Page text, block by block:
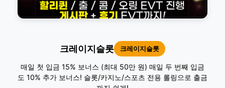
크레이지슬롯 크레이지슬롯
매일 첫 입금 15% 보너스 (최대 50만 원) 매일 두 번째 입금
도 10% 추가 보너스! 슬롯/카지노/스포츠 전용 롤링으로 출금